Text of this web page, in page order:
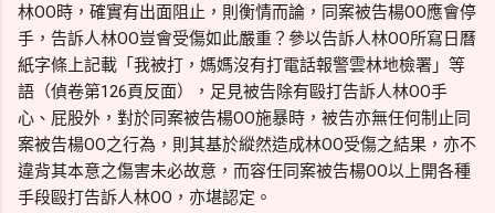
林OO時，確實有出面阻止，則衡情而論，同案被告楊OO應會停
手，告訴人林OO豈會受傷如此嚴重？參以告訴人林OO所寫日曆
紙字條上記載「我被打，媽媽沒有打電話報警雲林地檢署」等
語（偵卷第126頁反面），足見被告除有毆打告訴人林OO手
心、屁股外，對於同案被告楊OO施暴時，被告亦無任何制止同
案被告楊OO之行為，則其基於縱然造成林OO受傷之結果，亦不
違背其本意之傷害未必故意，而容任同案被告楊OO以上開各種
手段毆打告訴人林OO，亦堪認定。